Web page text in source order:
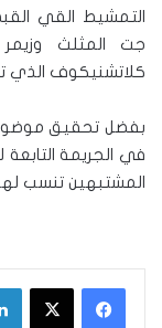
التمشيط القي
جت المثلث
كلاتشنيكوف الذي
بفضل تحقيق
في الجريمة
المشتبهين تنسب